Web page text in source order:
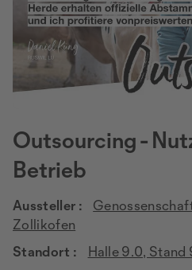
Outsourcing -
Betrieb
Aussteller :
Zollikofen
Standort :
Halle 9.0, Stand